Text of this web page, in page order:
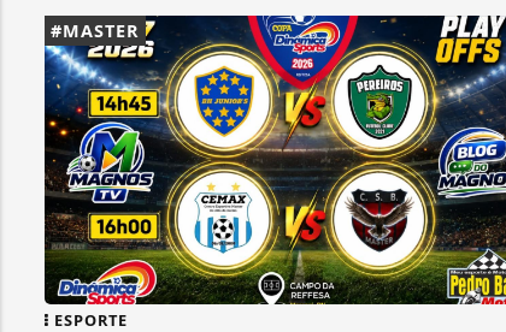
#MASTER
ESPORTE